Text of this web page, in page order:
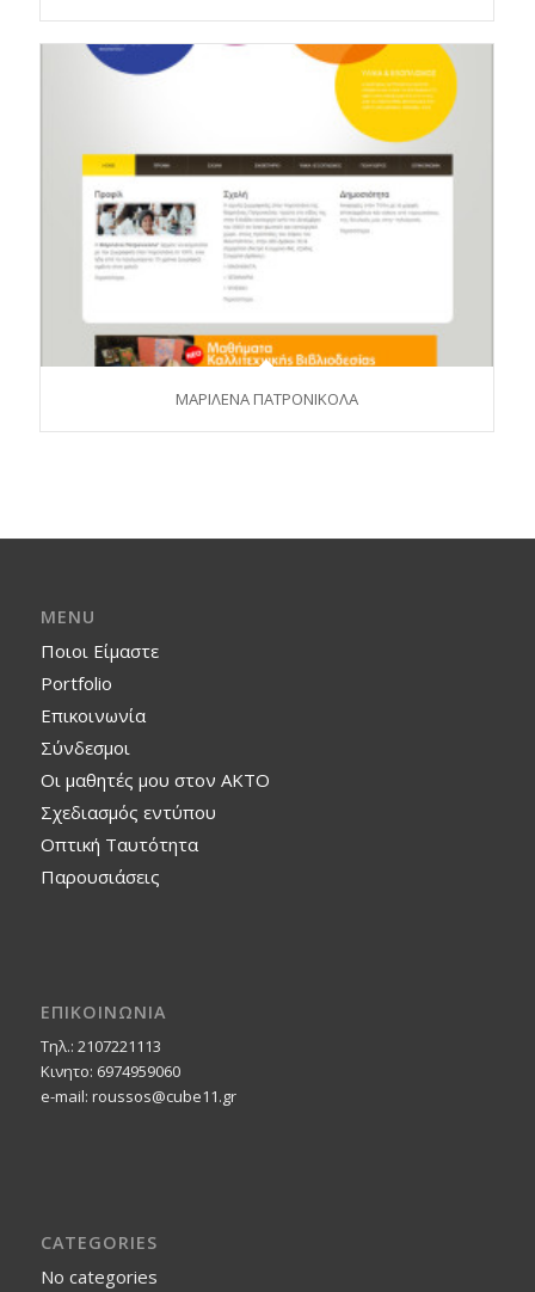
ΜΑΡΙΛΕΝΑ ΠΑΤΡΟΝΙΚΟΛΑ
MENU
Ποιοι Είμαστε
Portfolio
Επικοινωνία
Σύνδεσμοι
Οι μαθητές μου στον ΑΚΤΟ
Σχεδιασμός εντύπου
Οπτική Ταυτότητα
Παρουσιάσεις
ΕΠΙΚΟΙΝΩΝΙΑ
Τηλ.: 2107221113
Κινητο: 6974959060
e-mail: roussos@cube11.gr
CATEGORIES
No categories